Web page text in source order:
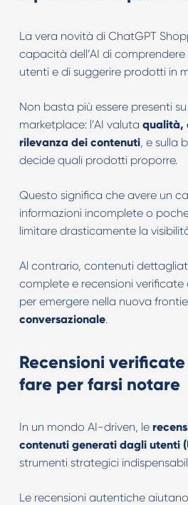
La vera novità di ChatGPT
capacità dell’AI di comprendere
utenti e di suggerire prodotti in
Non basta più essere presenti
marketplace: l’AI valuta qualità,
rilevanza dei contenuti, e sulla
decide quali prodotti proporre.
Questo significa che avere un
informazioni incomplete o
limitare drasticamente la
Al contrario, contenuti
complete e recensioni
per emergere nella nuova
conversazionale.
Recensioni verificate
fare per farsi notare
In un mondo AI-driven, le
contenuti generati dagli utenti
strumenti strategici
Le recensioni autentiche